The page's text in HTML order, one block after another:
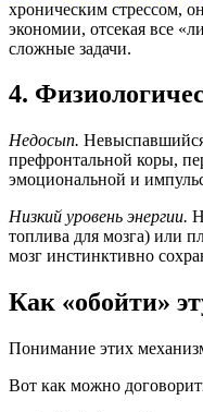
хроническим стрессом,
экономии, отсекая все
сложные задачи.
4.
Недосып. Невыспавшийся
префронтальной коры,
эмоциональной и
Низкий уровень энергии.
топлива для мозга) или
мозг инстинктивно
Как «обойти»
Понимание этих
Вот как можно